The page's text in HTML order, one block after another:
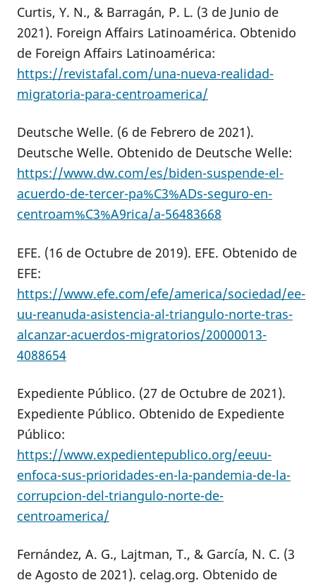
Curtis, Y. N., & Barragán, P. L. (3 de Junio de
2021). Foreign Affairs Latinoamérica. Obtenido
de Foreign Affairs Latinoamérica:
https://revistafal.com/una-nueva-realidad-
migratoria-para-centroamerica/
Deutsche Welle. (6 de Febrero de 2021).
Deutsche Welle. Obtenido de Deutsche Welle:
https://www.dw.com/es/biden-suspende-el-
acuerdo-de-tercer-pa%C3%ADs-seguro-en-
centroam%C3%A9rica/a-56483668
EFE. (16 de Octubre de 2019). EFE. Obtenido de
EFE:
https://www.efe.com/efe/america/sociedad/ee-
uu-reanuda-asistencia-al-triangulo-norte-tras-
alcanzar-acuerdos-migratorios/20000013-
4088654
Expediente Público. (27 de Octubre de 2021).
Expediente Público. Obtenido de Expediente
Público:
https://www.expedientepublico.org/eeuu-
enfoca-sus-prioridades-en-la-pandemia-de-la-
corrupcion-del-triangulo-norte-de-
centroamerica/
Fernández, A. G., Lajtman, T., & García, N. C. (3
de Agosto de 2021). celag.org. Obtenido de